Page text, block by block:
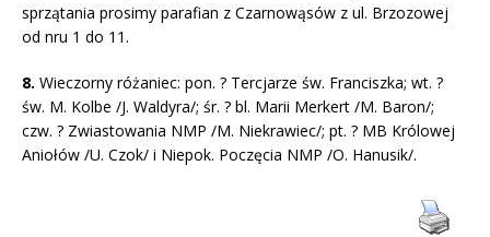
sprzątania prosimy parafian z Czarnowąsów z ul. Brzozowej
od nru 1 do 11.
8. Wieczorny różaniec: pon. ? Tercjarze św. Franciszka; wt. ?
św. M. Kolbe /J. Waldyra/; śr. ? bl. Marii Merkert /M. Baron/;
czw. ? Zwiastowania NMP /M. Niekrawiec/; pt. ? MB Królowej
Aniołów /U. Czok/ i Niepok. Poczęcia NMP /O. Hanusik/.